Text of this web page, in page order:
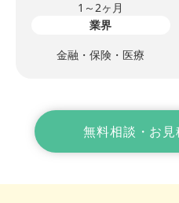
1～2ヶ月
業界
金融・保険・医療
無料相談・お